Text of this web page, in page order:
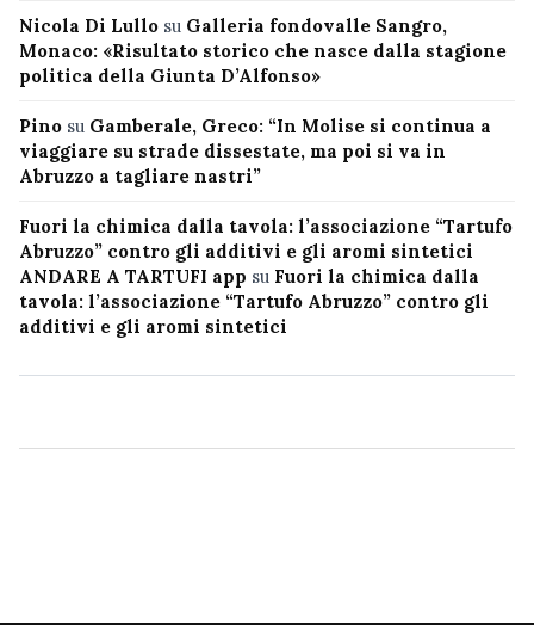
Nicola Di Lullo su Galleria fondovalle Sangro,
Monaco: «Risultato storico che nasce dalla stagione
politica della Giunta D’Alfonso»
Pino su Gamberale, Greco: “In Molise si continua a
viaggiare su strade dissestate, ma poi si va in
Abruzzo a tagliare nastri”
Fuori la chimica dalla tavola: l’associazione “Tartufo
Abruzzo” contro gli additivi e gli aromi sintetici
ANDARE A TARTUFI app su Fuori la chimica dalla
tavola: l’associazione “Tartufo Abruzzo” contro gli
additivi e gli aromi sintetici